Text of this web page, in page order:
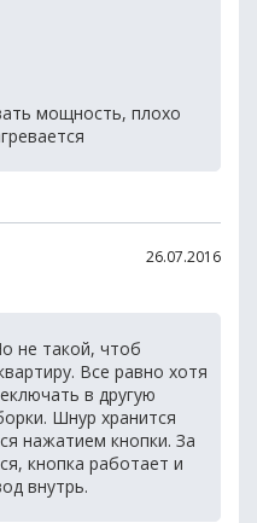
мощность, плохо
26.07.2016
не такой, чтоб
Все равно хотя
в другую
Шнур хранится
нажатием кнопки. За
кнопка работает и
внутрь.